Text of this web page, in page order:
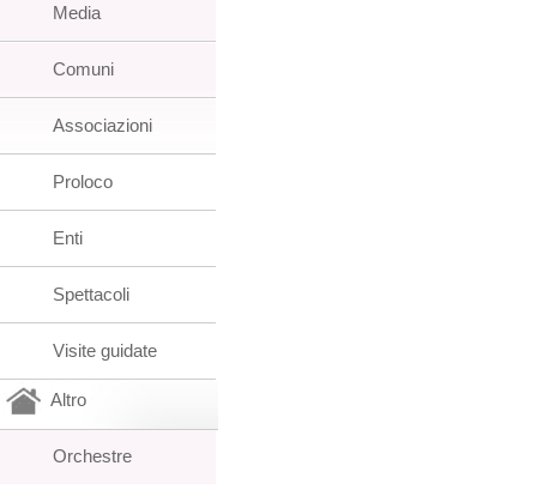
Media
Comuni
Associazioni
Proloco
Enti
Spettacoli
Visite guidate
Altro
Orchestre